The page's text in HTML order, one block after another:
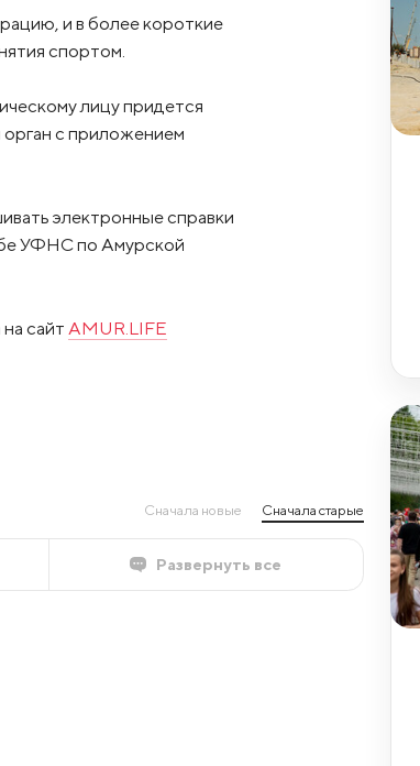
и в более короткие
спортом.
лицу придется
с приложением
электронные справки
УФНС по Амурской
сайт AMUR.LIFE
Сначала новые Сначала старые
Развернуть все